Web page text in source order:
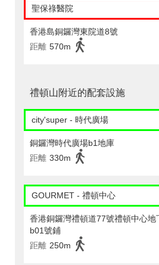
聖保祿醫院
香港島銅鑼灣東院道8號
距離 570m
禮頓山附近的配套設施
city'super - 時代廣場
銅鑼灣時代廣場b1地庫
距離 330m
GOURMET - 禮頓中心
香港銅鑼灣禮頓道77號禮頓中心
b01號鋪
距離 250m